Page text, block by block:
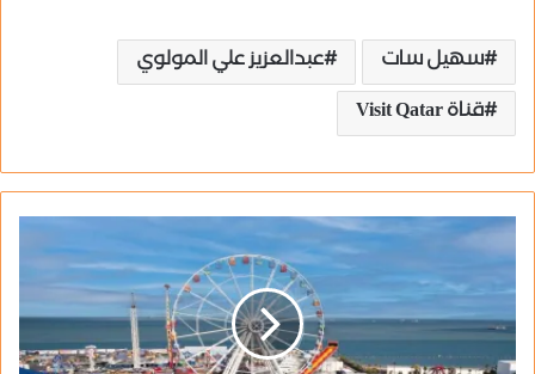
سهيل سات
عبدالعزيز علي المولوي
قناة Visit Qatar